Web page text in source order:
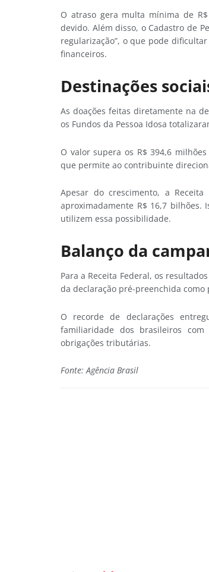
O atraso gera multa mínima de
devido. Além disso, o Cadastro de
regularização”, o que pode
financeiros.
Destinações
As doações feitas diretamente na
os Fundos da Pessoa Idosa
O valor supera os R$ 394,6
que permite ao contribuinte
Apesar do crescimento, a
aproximadamente R$ 16,7
utilizem essa possibilidade.
Balanço da
Para a Receita Federal, os
da declaração pré-preenchida
O recorde de declarações
familiaridade dos brasileiros
obrigações tributárias.
Fonte: Agência Brasil